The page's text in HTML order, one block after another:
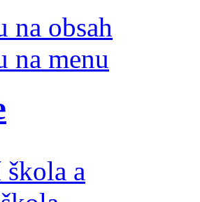
na obsah
na menu